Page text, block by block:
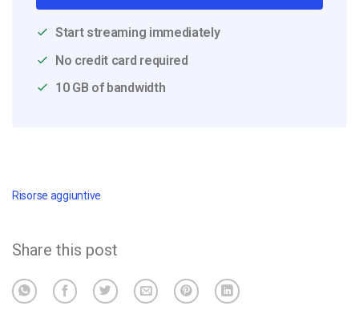
Start streaming immediately
No credit card required
10 GB of bandwidth
Risorse aggiuntive
Share this post